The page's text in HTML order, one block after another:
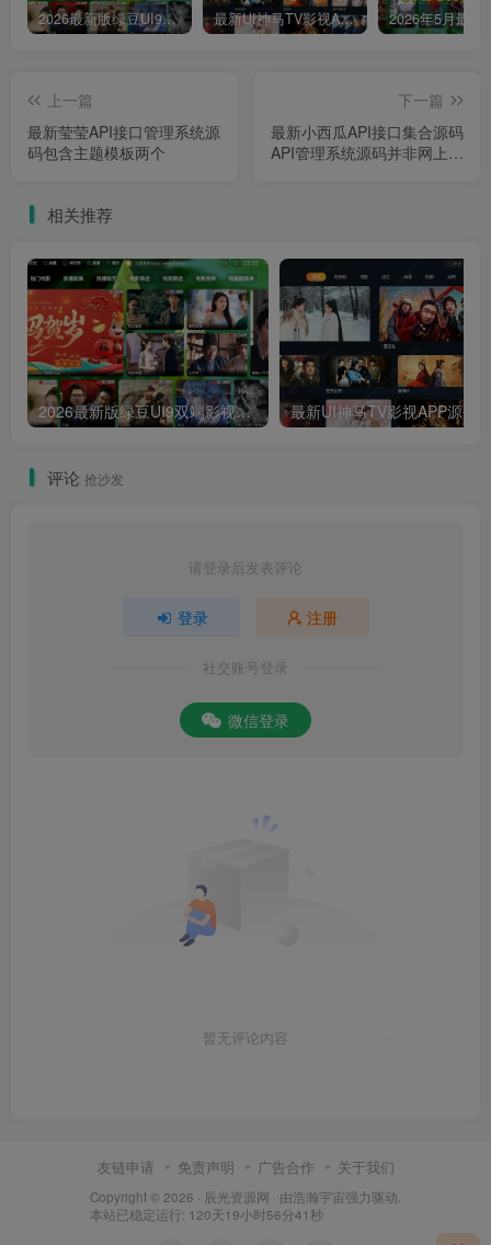
2026最新版绿豆UI9双端影视APP源码 最新UI神马TV影视APP源码 乐檬影视苹果CMS后台 包含前后端源码
上一篇
最新莹莹API接口管理系统源
码包含主题模板两个
下一篇
最新小西瓜API接口集合源码
API管理系统源码并非网上泛
相关推荐
2026最新版绿豆UI9双端影视APP源码
评论 抢沙发
请登录后发表评论
登录 注册
社交账号登录
微信登录
暂无评论内容
友链申请 免责声明 广告合作 关于我们
Copyright © 2026 · 辰光资源网 · 由浩瀚宇宙强力驱动.
本站已稳定运行: 120天19小时56分42秒